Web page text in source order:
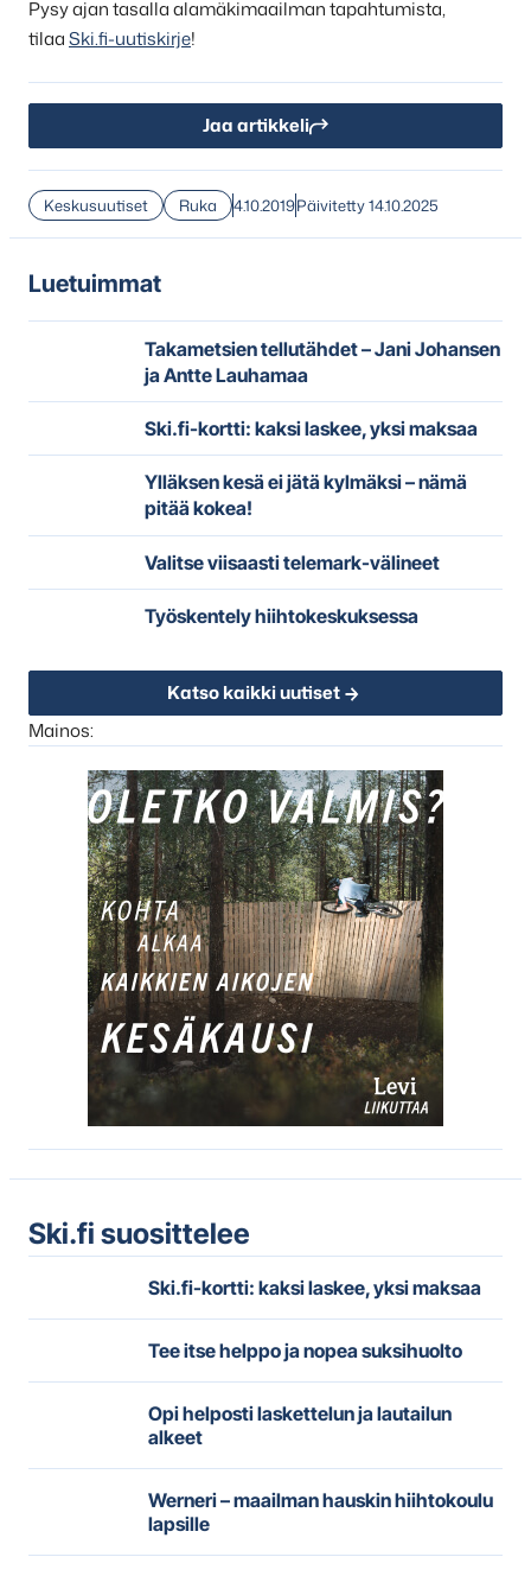
Pysy ajan tasalla alamäkimaailman tapahtumista,
tilaaSki.fi-uutiskirje!
Jaa artikkeli
Keskusuutiset Ruka 4.10.2019Päivitetty 14.10.2025
Luetuimmat
Takametsien tellutähdet – Jani Johansen
ja Antte Lauhamaa
Ski.fi-kortti: kaksi laskee, yksi maksaa
Ylläksen kesä ei jätä kylmäksi – nämä
pitää kokea!
Valitse viisaasti telemark-välineet
Työskentely hiihtokeskuksessa
Katso kaikki uutiset
Mainos:
Ski.fi suosittelee
Ski.fi-kortti: kaksi laskee, yksi maksaa
Tee itse helppo ja nopea suksihuolto
Opi helposti laskettelun ja lautailun
alkeet
Werneri – maailman hauskin hiihtokoulu
lapsille